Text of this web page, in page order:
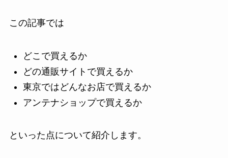
この記事では
どこで買えるか
どの通販サイトで買えるか
東京ではどんなお店で買えるか
アンテナショップで買えるか
といった点について紹介します。